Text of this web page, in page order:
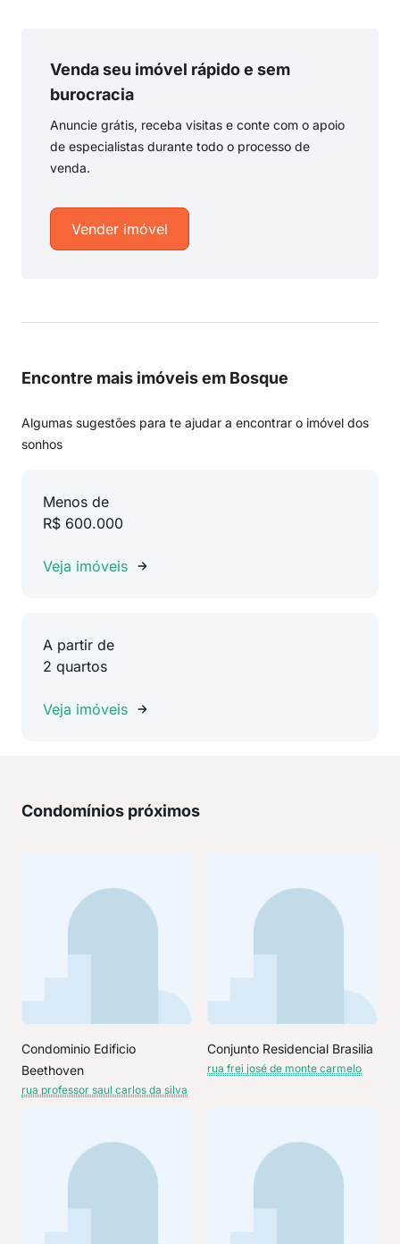
Venda seu imóvel rápido e sem
burocracia
Anuncie grátis, receba visitas e conte com o apoio
de especialistas durante todo o processo de
venda.
Vender imóvel
Encontre mais imóveis em Bosque
Algumas sugestões para te ajudar a encontrar o imóvel dos
sonhos
Menos de
R$ 600.000
Veja imóveis
A partir de
2 quartos
Veja imóveis
Condomínios próximos
Condominio Edificio
Beethoven
rua professor saul carlos da silva
Conjunto Residencial Brasilia
rua frei josé de monte carmelo